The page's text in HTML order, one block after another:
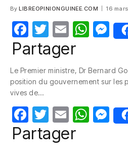
By LIBREOPINIONGUINEE.COM 16
F
a
e
b
o
o
k
T
w
itt
er
E
m
W
s
p
p
M
e
e
g
er
Partager
Le Premier ministre, Dr Bernard
position du gouvernement sur les
vives de…
F
a
T
w
itt
E
m
W M
e
Partager